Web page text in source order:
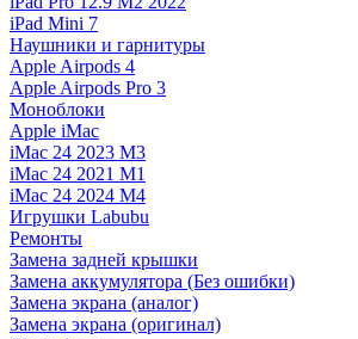
iPad Mini 7
Наушники и гарнитуры
Apple Airpods 4
Apple Airpods Pro 3
Моноблоки
Apple iMac
iMac 24 2023 M3
iMac 24 2021 M1
iMac 24 2024 M4
Игрушки Labubu
Ремонты
Замена задней крышки
Замена аккумулятора (Без ошибки)
Замена экрана (аналог)
Замена экрана (оригинал)